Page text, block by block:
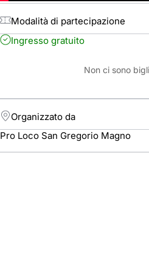
Modalità di partecipazione
Ingresso gratuito
Non ci sono
Organizzato da
Pro Loco San Gregorio Magno